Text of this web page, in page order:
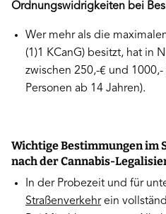
Ordnungswidrigkeiten bei
Wer mehr als die
(1)1 KCanG) besitzt, hat in
zwischen 250,-€ und
Personen ab 14 Jahren).
Wichtige Bestimmungen im
nach der Cannabis-
In der Probezeit und für
Straßenverkehrein